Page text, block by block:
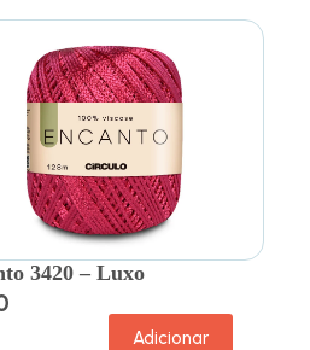
3420 – Luxo
Adicionar